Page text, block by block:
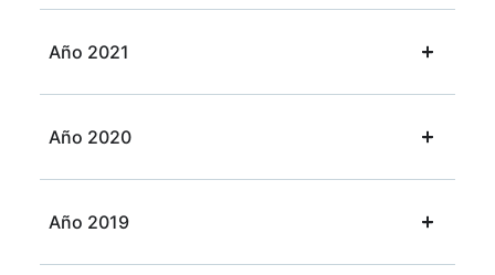
Año 2021
Año 2020
Año 2019